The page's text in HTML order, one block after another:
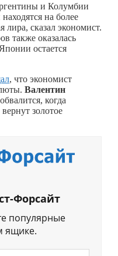
и Колумбии
на более
лира, сказал экономист.
также оказалась
остается
, что экономист
Валентин
когда
золотое
Форсайт
популярные
ящике.